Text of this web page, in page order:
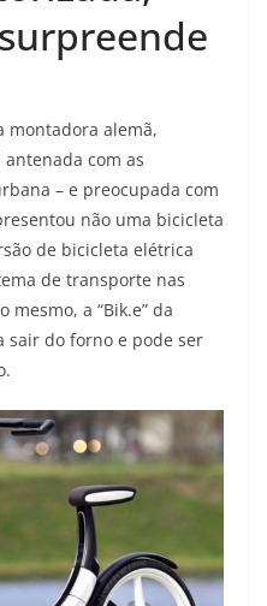
montadora alemã,
com as
– e preocupada com
não uma bicicleta
de bicicleta elétrica
de transporte nas
mesmo, a “Bik.e” da
sair do forno e pode ser